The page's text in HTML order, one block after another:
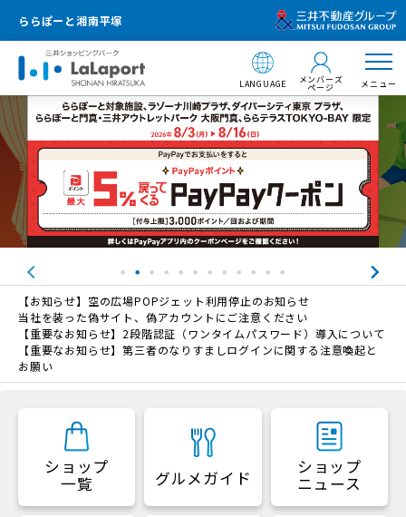
ららぽーと湘南平塚
LANGUAGE メンバーズ
ページ メニュー
【お知らせ】空の広場POPジェット利用停止のお知らせ
当社を装った偽サイト、偽アカウントにご注意ください
【重要なお知らせ】2段階認証（ワンタイムパスワード）導入について
【重要なお知らせ】第三者のなりすましログインに関する注意喚起と
お願い
ショップ
一覧 グルメガイド
ショップ
ニュース